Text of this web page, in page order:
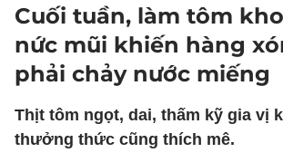
Cuối tuần, làm tôm
nức mũi khiến hàng
phải chảy nước miếng
Thịt tôm ngọt, dai, thấm kỹ gia vị
thưởng thức cũng thích mê.